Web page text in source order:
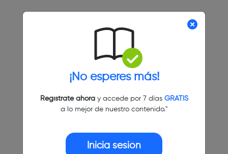
¡No esperes más!
Regístrate ahoray accede por 7 días GRATIS
a lo mejor de nuestro contenido."
Inicia sesión